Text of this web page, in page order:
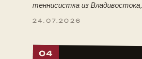
теннисистка из Владивостока,
24.07.2026
04